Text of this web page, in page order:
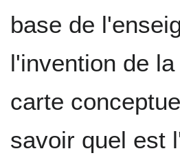
base de
l'invention de
carte
savoir quel est